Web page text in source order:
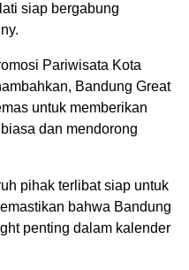
siap bergabung
Pariwisata Kota
Bandung Great
untuk memberikan
dan mendorong
pihak terlibat siap untuk
bahwa Bandung
penting dalam kalender